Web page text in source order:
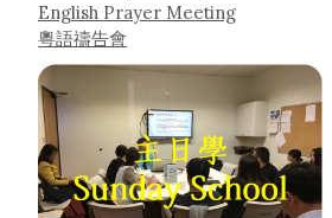
English Prayer Meeting
粵語禱告會